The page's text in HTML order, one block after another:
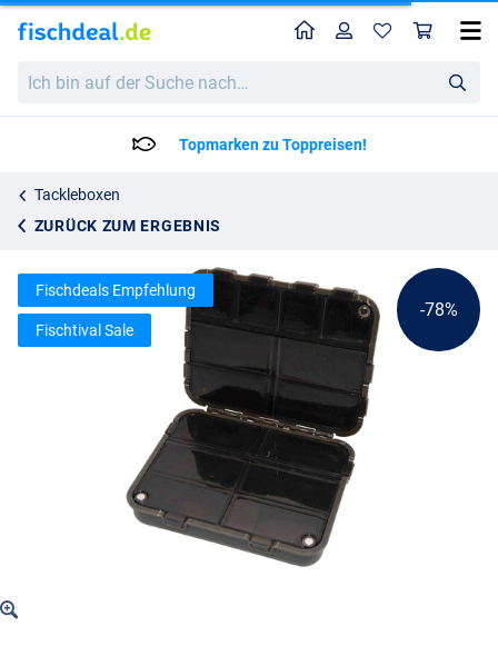
bin
HomeProfil
Topmarken zu Toppreisen!
Tackleboxen
ZURÜCK ZUM ERGEBNIS
Ultimate Multi Tacklebox
7.95
-78%
Fischdeals Empfehlung
Fischtival Sale